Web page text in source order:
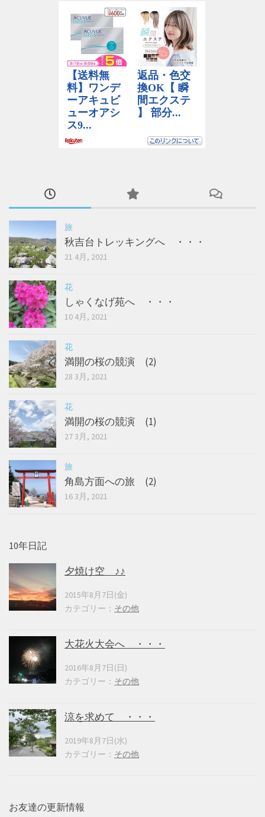
旅
秋吉台トレッキングへ ・・・
21 4月, 2021
花
しゃくなげ苑へ ・・・
10 4月, 2021
花
満開の桜の競演 (2)
28 3月, 2021
花
満開の桜の競演 (1)
27 3月, 2021
旅
角島方面への旅 (2)
16 3月, 2021
10年日記
夕焼け空 ♪♪
2015年8月7日(金)
カテゴリー： その他
大花火大会へ ・・・
2016年8月7日(日)
カテゴリー： その他
涼を求めて ・・・
2019年8月7日(水)
カテゴリー： その他
お友達の更新情報